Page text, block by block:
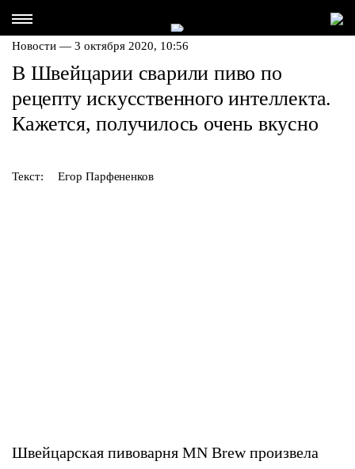
Новости — 3 октября 2020, 10:56
В Швейцарии сварили пиво по
рецепту искусственного интеллекта.
Кажется, получилось очень вкусно
Текст: Егор Парфененков
Швейцарская пивоварня MN Brew произвела